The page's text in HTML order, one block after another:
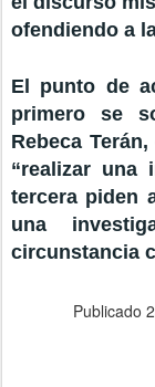
ofendiendo a
El punto de
primero se
Rebeca
“realizar una
tercera piden
una
circunstancia
Publicado